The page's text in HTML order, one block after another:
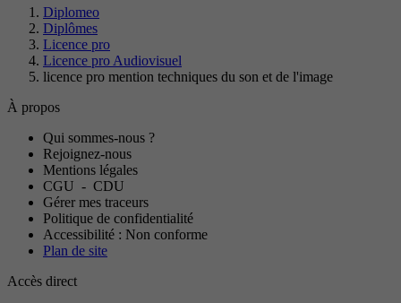
Diplomeo
Diplômes
Licence pro
Licence pro Audiovisuel
licence pro mention techniques du son et de l'image
À propos
Qui sommes-nous ?
Rejoignez-nous
Mentions légales
CGU - CDU
Gérer mes traceurs
Politique de confidentialité
Accessibilité : Non conforme
Plan de site
Accès direct